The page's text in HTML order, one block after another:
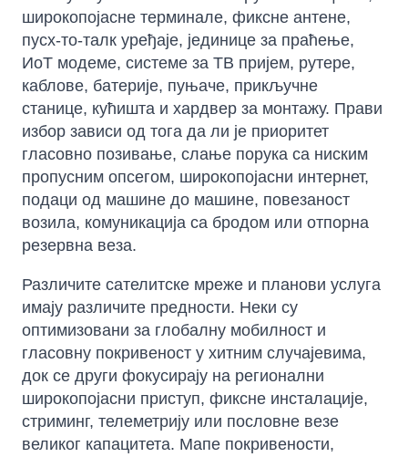
широкопојасне терминале, фиксне антене,
пусх-то-талк уређаје, јединице за праћење,
ИоТ модеме, системе за ТВ пријем, рутере,
каблове, батерије, пуњаче, прикључне
станице, кућишта и хардвер за монтажу. Прави
избор зависи од тога да ли је приоритет
гласовно позивање, слање порука са ниским
пропусним опсегом, широкопојасни интернет,
подаци од машине до машине, повезаност
возила, комуникација са бродом или отпорна
резервна веза.
Различите сателитске мреже и планови услуга
имају различите предности. Неки су
оптимизовани за глобалну мобилност и
гласовну покривеност у хитним случајевима,
док се други фокусирају на регионални
широкопојасни приступ, фиксне инсталације,
стриминг, телеметрију или пословне везе
великог капацитета. Мапе покривености,